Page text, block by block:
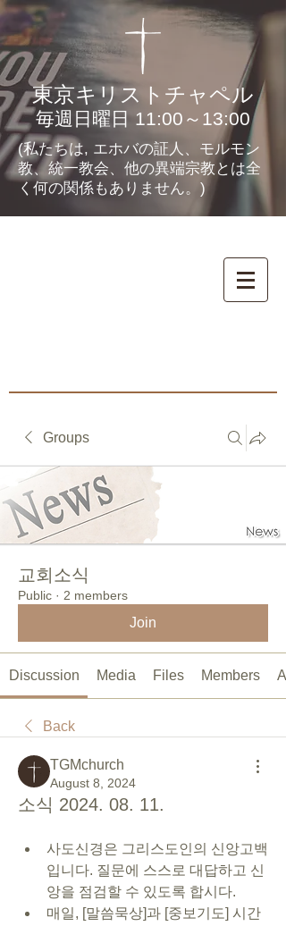
東京キリストチャペル
毎週日曜日 11:00～13:00
(私たちは, エホバの証人、モルモン
教、統一教会、他の異端宗教とは全
く何の関係もありません。)
Groups
교회소식
Public · 2 members
Join
Discussion Media Files Members
Back
TGMchurch
August 8, 2024
소식 2024. 08. 11.
사도신경은 그리스도인의 신앙고백
입니다. 질문에 스스로 대답하고 신
앙을 점검할 수 있도록 합시다.
매일, [말씀묵상]과 [중보기도] 시간